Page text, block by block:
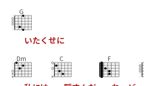
G
いたくせに
Dm C F